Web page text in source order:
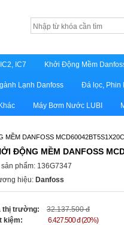
IC7 Khởi Động Mềm
Lạnh Danfoss Đá lọc, Phin
Máy Bơm Nước LUBI
MỀM DANFOSS
ĐỘNG MỀM DANFOSS
sản phẩm: 136G7347
hiệu: Danfoss
thị trường:
32.137.500 đ
kiệm:
6.427.500 đ (20%)